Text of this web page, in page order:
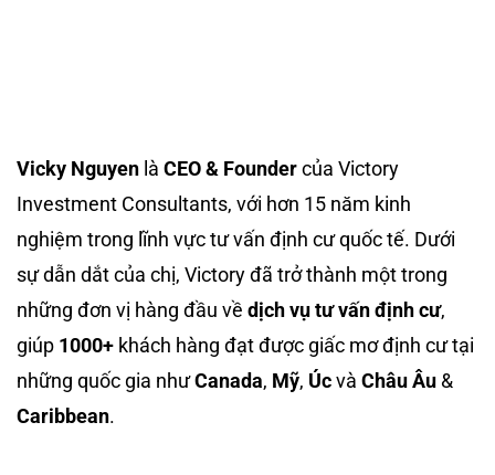
Vicky Nguyen là CEO & Foundercủa Victory
Investment Consultants, với hơn 15 năm kinh
nghiệm trong lĩnh vực tư vấn định cư quốc tế. Dưới
sự dẫn dắt của chị, Victory đã trở thành một trong
những đơn vị hàng đầu về dịch vụ tư vấn định cư,
giúp 1000+ khách hàng đạt được giấc mơ định cư tại
những quốc gia nhưCanada, Mỹ, Úcvà Châu Âu &
Caribbean.